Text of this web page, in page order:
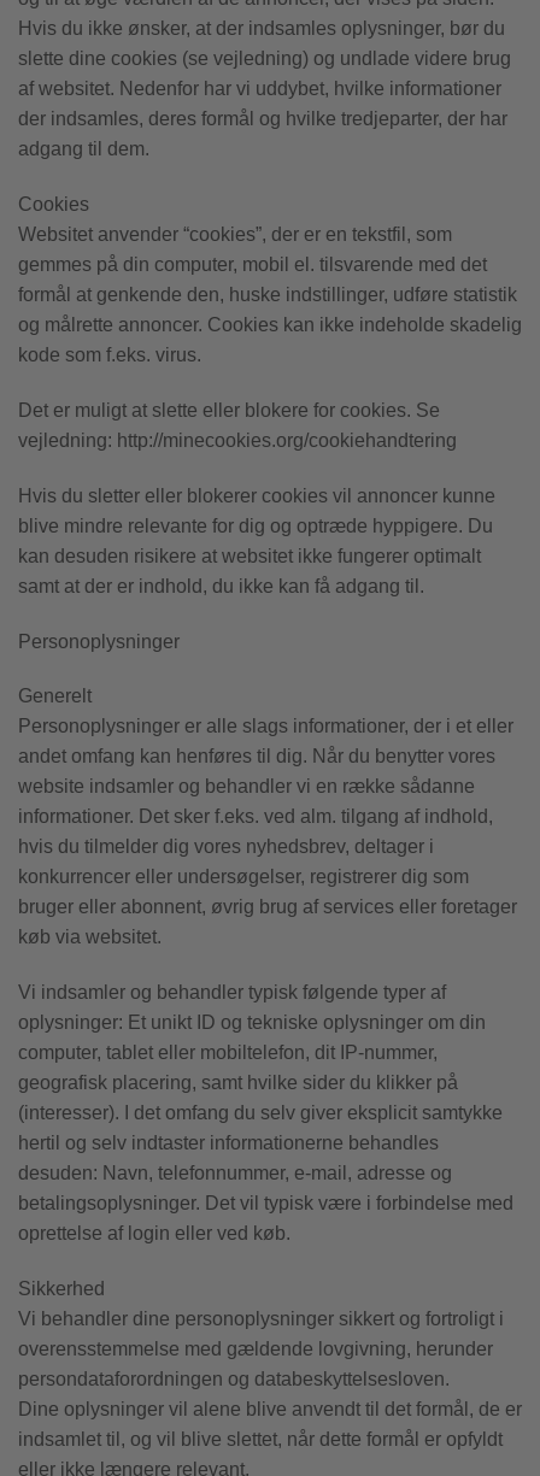
Hvis du ikke ønsker, at der indsamles oplysninger, bør du
slette dine cookies (se vejledning) og undlade videre brug
af websitet. Nedenfor har vi uddybet, hvilke informationer
der indsamles, deres formål og hvilke tredjeparter, der har
adgang til dem.
Cookies
Websitet anvender “cookies”, der er en tekstfil, som
gemmes på din computer, mobil el. tilsvarende med det
formål at genkende den, huske indstillinger, udføre statistik
og målrette annoncer. Cookies kan ikke indeholde skadelig
kode som f.eks. virus.
Det er muligt at slette eller blokere for cookies. Se
vejledning: http://minecookies.org/cookiehandtering
Hvis du sletter eller blokerer cookies vil annoncer kunne
blive mindre relevante for dig og optræde hyppigere. Du
kan desuden risikere at websitet ikke fungerer optimalt
samt at der er indhold, du ikke kan få adgang til.
Personoplysninger
Generelt
Personoplysninger er alle slags informationer, der i et eller
andet omfang kan henføres til dig. Når du benytter vores
website indsamler og behandler vi en række sådanne
informationer. Det sker f.eks. ved alm. tilgang af indhold,
hvis du tilmelder dig vores nyhedsbrev, deltager i
konkurrencer eller undersøgelser, registrerer dig som
bruger eller abonnent, øvrig brug af services eller foretager
køb via websitet.
Vi indsamler og behandler typisk følgende typer af
oplysninger: Et unikt ID og tekniske oplysninger om din
computer, tablet eller mobiltelefon, dit IP-nummer,
geografisk placering, samt hvilke sider du klikker på
(interesser). I det omfang du selv giver eksplicit samtykke
hertil og selv indtaster informationerne behandles
desuden: Navn, telefonnummer, e-mail, adresse og
betalingsoplysninger. Det vil typisk være i forbindelse med
oprettelse af login eller ved køb.
Sikkerhed
Vi behandler dine personoplysninger sikkert og fortroligt i
overensstemmelse med gældende lovgivning, herunder
persondataforordningen og databeskyttelsesloven.
Dine oplysninger vil alene blive anvendt til det formål, de er
indsamlet til, og vil blive slettet, når dette formål er opfyldt
eller ikke længere relevant.